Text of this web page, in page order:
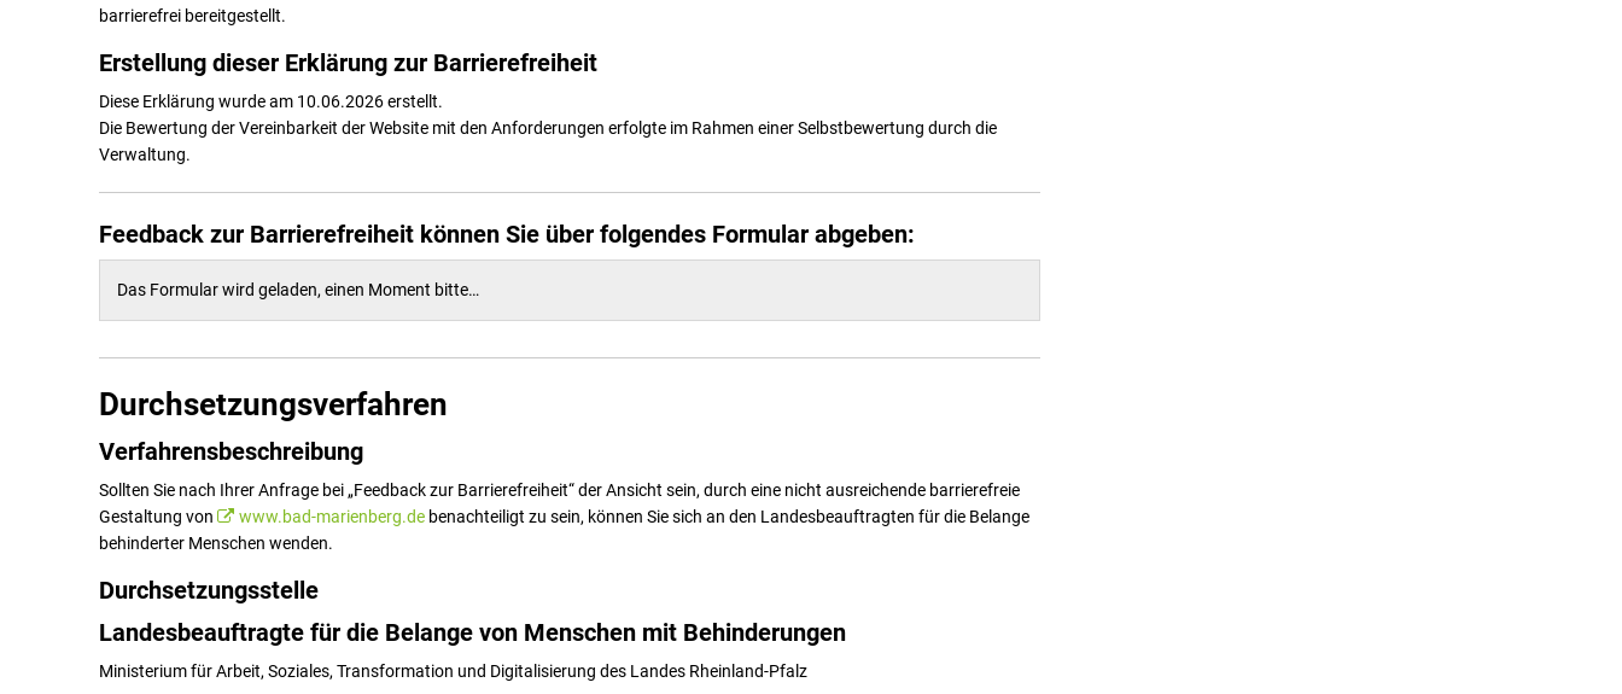
barrierefrei bereitgestellt.
Erstellung dieser Erklärung zur Barrierefreiheit
Diese Erklärung wurde am 10.06.2026 erstellt.
Die Bewertung der Vereinbarkeit der Website mit den Anforderungen erfolgte im Rahmen einer Selbstbewertung durch die
Verwaltung.
Feedback zur Barrierefreiheit können Sie über folgendes Formular abgeben:
Das Formular wird geladen, einen Moment bitte…
Durchsetzungsverfahren
Verfahrensbeschreibung
Sollten Sie nach Ihrer Anfrage bei „Feedback zur Barrierefreiheit“ der Ansicht sein, durch eine nicht ausreichende barrierefreie
Gestaltung von
www.bad-marienberg.debenachteiligt zu sein, können Sie sich an den Landesbeauftragten für die Belange
behinderter Menschen wenden.
Durchsetzungsstelle
Landesbeauftragte für die Belange von Menschen mit Behinderungen
Ministerium für Arbeit, Soziales, Transformation und Digitalisierung des Landes Rheinland-Pfalz